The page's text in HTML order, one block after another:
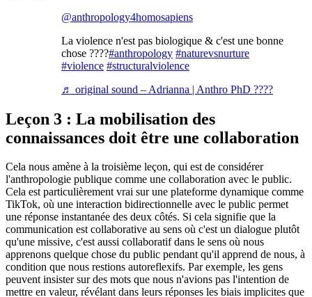
@anthropology4homosapiens
La violence n'est pas biologique & c'est une bonne
chose ????#anthropology #naturevsnurture
#violence #structuralviolence
♬ original sound – Adrianna | Anthro PhD ????
Leçon 3 : La mobilisation des
connaissances doit être une collaboration
Cela nous amène à la troisième leçon, qui est de considérer
l'anthropologie publique comme une collaboration avec le public.
Cela est particulièrement vrai sur une plateforme dynamique comme
TikTok, où une interaction bidirectionnelle avec le public permet
une réponse instantanée des deux côtés. Si cela signifie que la
communication est collaborative au sens où c'est un dialogue plutôt
qu'une missive, c'est aussi collaboratif dans le sens où nous
apprenons quelque chose du public pendant qu'il apprend de nous, à
condition que nous restions autoreflexifs. Par exemple, les gens
peuvent insister sur des mots que nous n'avions pas l'intention de
mettre en valeur, révélant dans leurs réponses les biais implicites que